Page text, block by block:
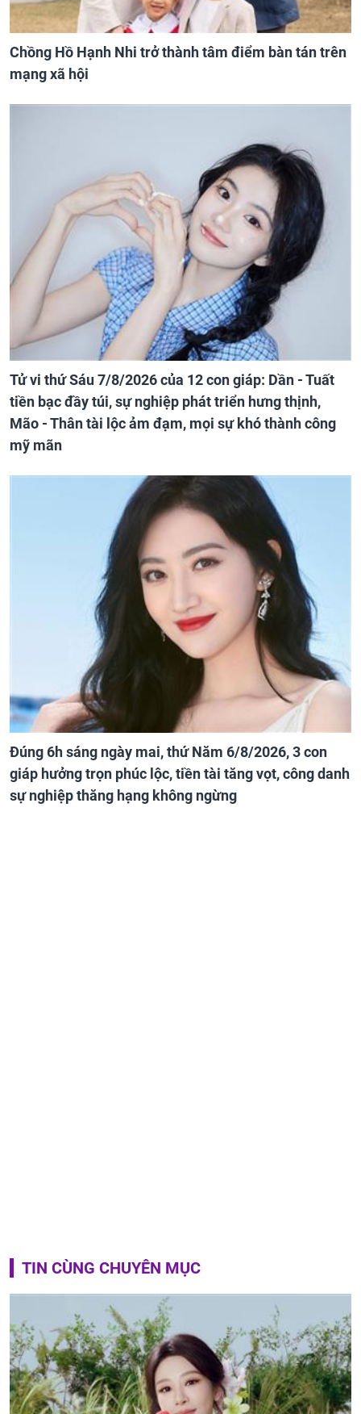
Chồng Hồ Hạnh Nhi trở thành tâm điểm bàn tán trên
mạng xã hội
Tử vi thứ Sáu 7/8/2026 của 12 con giáp: Dần - Tuất
tiền bạc đầy túi, sự nghiệp phát triển hưng thịnh,
Mão - Thân tài lộc ảm đạm, mọi sự khó thành công
mỹ mãn
Đúng 6h sáng ngày mai, thứ Năm 6/8/2026, 3 con
giáp hưởng trọn phúc lộc, tiền tài tăng vọt, công danh
sự nghiệp thăng hạng không ngừng
TIN CÙNG CHUYÊN MỤC